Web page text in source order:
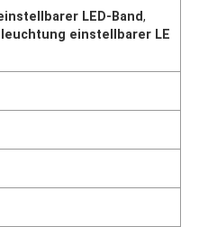
LED-Band,
einstellbarer LE